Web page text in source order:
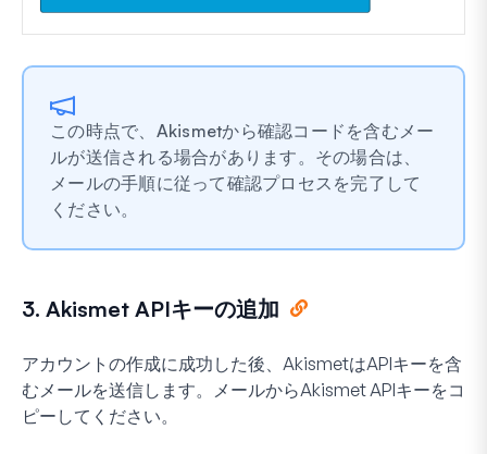
この時点で、Akismetから確認コードを含むメー
ルが送信される場合があります。その場合は、
メールの手順に従って確認プロセスを完了して
ください。
3. Akismet APIキーの追加
アカウントの作成に成功した後、AkismetはAPIキーを含
むメールを送信します。メールからAkismet APIキーをコ
ピーしてください。